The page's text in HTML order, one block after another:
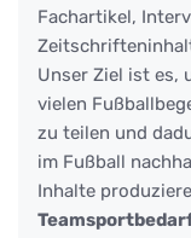
Fachartikel,
Unser Ziel ist es,
vielen
zu teilen und
im Fußball
Inhalte